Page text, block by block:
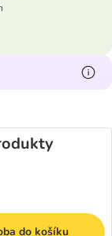
do košíku